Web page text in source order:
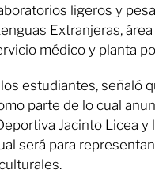
ligeros y
Extranjeras,
médico y planta
estudiantes, señaló
parte de lo cual
Jacinto Licea y
será para